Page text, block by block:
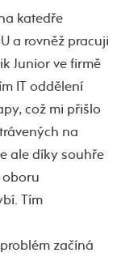
katedře
a rovněž pracuji
Junior ve firmě
IT oddělení
což mi přišlo
na
ale díky souhře
oboru
Tím
začíná